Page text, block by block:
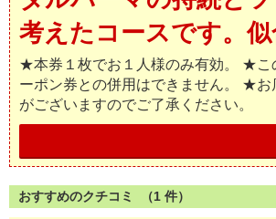
考えたコースです。
★本券１枚でお１人様のみ有効。 ★こ
ーポン券との併用はできません。 ★
がございますのでご了承ください。
おすすめのクチコミ （1 件）